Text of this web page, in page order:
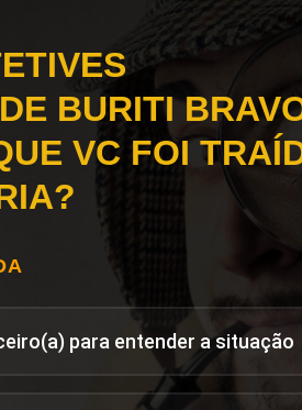
BURITI
VC FOI
para entender a situação